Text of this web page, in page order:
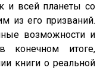
и всей планеты со
из его призваний.
возможности и
конечном итоге,
книги о реальной